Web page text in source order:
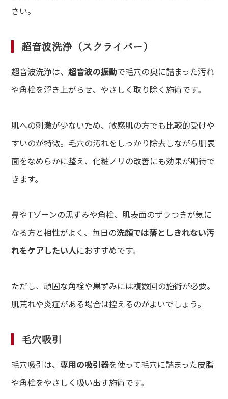
さい。
超音波洗浄（スクライバー）
超音波洗浄は、超音波の振動で毛穴の奥に詰まった汚れ
や角栓を浮き上がらせ、やさしく取り除く施術です。
肌への刺激が少ないため、敏感肌の方でも比較的受けや
すいのが特徴。毛穴の汚れをしっかり除去しながら肌表
面をなめらかに整え、化粧ノリの改善にも効果が期待で
きます。
鼻やTゾーンの黒ずみや角栓、肌表面のザラつきが気に
なる方と相性がよく、毎日の洗顔では落としきれない汚
れをケアしたい人におすすめです。
ただし、頑固な角栓や黒ずみには複数回の施術が必要。
肌荒れや炎症がある場合は控えるのがよいでしょう。
毛穴吸引
毛穴吸引は、専用の吸引器を使って毛穴に詰まった皮脂
や角栓をやさしく吸い出す施術です。